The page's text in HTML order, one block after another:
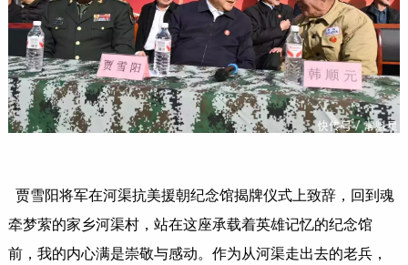
贾雪阳将军在河渠抗美援朝纪念馆揭牌仪式上致辞，回到魂
牵梦萦的家乡河渠村，站在这座承载着英雄记忆的纪念馆
前，我的内心满是崇敬与感动。作为从河渠走出去的老兵，